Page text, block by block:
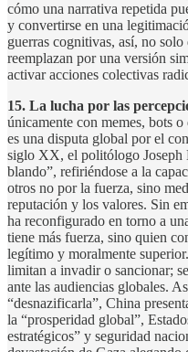
cómo una narrativa repetida
y convertirse en una
guerras cognitivas, así, no
reemplazan por una versión
activar acciones colectivas
15. La lucha por las
únicamente con memes, bots
es una disputa global por el
siglo XX, el politólogo Joseph
blando”, refiriéndose a la
otros no por la fuerza, sino
reputación y los valores. Sin
ha reconfigurado en torno a
tiene más fuerza, sino quien
legítimo y moralmente
limitan a invadir o sancionar;
ante las audiencias globales.
“desnazificarla”, China
la “prosperidad global”,
estratégicos” y seguridad